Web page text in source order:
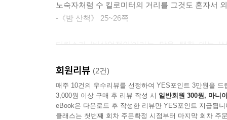
노숙자처럼 수 킬로미터의 거리를 그것도 혼자서
-《밤 산책》 25~26쪽
디킨스가 ‘비상업적인’이라는 말을 택한 데는
동기로 인한 정책이라며 비판했다. 이처럼 ‘대
빈곤의 원인을 개인의 나태에 돌리고 복지가 빈
이들을 탓하는 대신 부패한 공직자들에게 날선
학자들보다 더 많이 정치, 사회적 진실에 대해 말했
회원리뷰 (2건)
매주 10건의 우수리뷰를 선정하여 YES포인트 3만원을 드
3,000원 이상 구매 후 리뷰 작성 시 일반회원 300원, 마니
eBook은 다운로드 후 작성한 리뷰만 YES포인트 지급됩니
클래스는 첫번째 회차 주문확정 시점부터 마지막 회차 주